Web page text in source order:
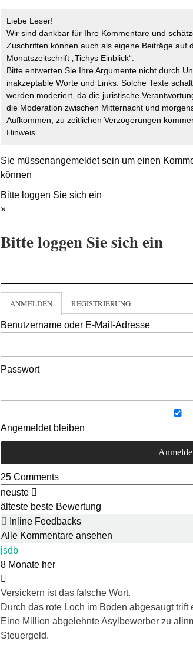
Liebe Leser!
Wir sind dankbar für Ihre Kommentare und
Zuschriften können auch als eigene Beiträge auf
Monatszeitschrift „Tichys Einblick“.
Bitte entwerten Sie Ihre Argumente nicht durch
inakzeptable Worte und Links. Solche Texte
werden moderiert, da die juristische
die Moderation zwischen Mitternacht und
Aufkommen, zu zeitlichen Verzögerungen
Hinweis
Sie müssenangemeldetsein um einen
können
Bitte loggen Sie sich ein
×
Bitte loggen Sie sich ein
ANMELDEN REGISTRIERUNG
Benutzername oder E-Mail-Adresse
Passwort
Angemeldet bleiben
25 Comments
neuste
älteste beste Bewertung
Inline Feedbacks
Alle Kommentare ansehen
jsdb
8 Monate her
Versickern ist das falsche Wort.
Durch das rote Loch im Boden abgesaugt trift
Eine Million abgelehnte Asylbewerber zu
Steuergeld.